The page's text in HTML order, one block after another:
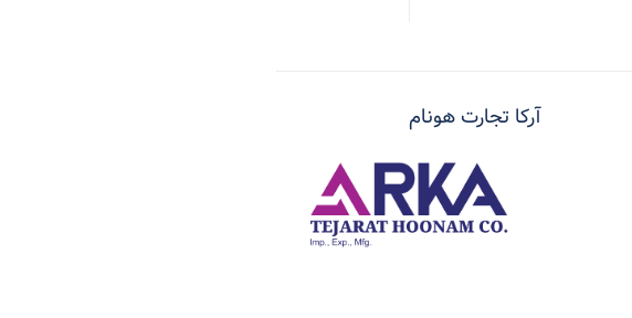
آرکا تجارت هونام